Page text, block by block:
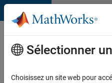
Passer au contenu
Votre
carrière
chez
Sélectionner
Choisissez un site web pour